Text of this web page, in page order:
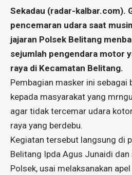
Sekadau (radar-kalbar.com).
pencemaran udara saat
jajaran Polsek Belitang
sejumlah pengendara motor
raya di Kecamatan Belitang.
Pembagian masker ini sebagai
kepada masyarakat yang
agar tidak tercemar udara
raya yang berdebu.
Kegiatan tersebut langsung di
Belitang Ipda Agus Junaidi
Polsek, usai melaksanakan